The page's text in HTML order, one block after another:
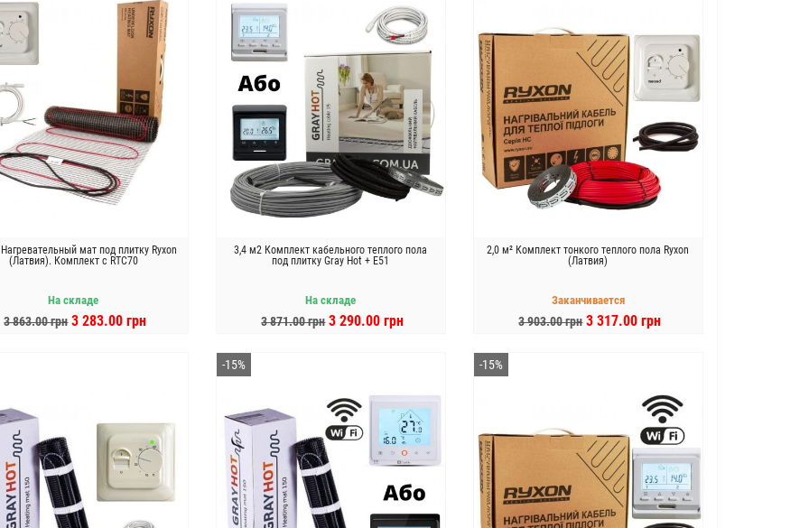
мат под плитку Ryxon
(Латвия). Комплект с RTC70
На складе
3 863.00 грн 3 283.00 грн
3,4 м2 Комплект кабельного теплого пола
под плитку Gray Hot + E51
На складе
3 871.00 грн 3 290.00 грн
2,0 м² Комплект тонкого теплого пола Ryxon
(Латвия)
Заканчивается
3 903.00 грн 3 317.00 грн
-15% -15%